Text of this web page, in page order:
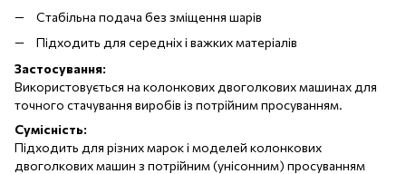
Стабільна подача без зміщення шарів
Підходить для середніх і важких матеріалів
Застосування:
Використовується на колонкових двоголкових машинах для
точного стачування виробів із потрійним просуванням.
Сумісність:
Підходить для різних марок і моделей колонкових
двоголкових машин з потрійним (унісонним) просуванням